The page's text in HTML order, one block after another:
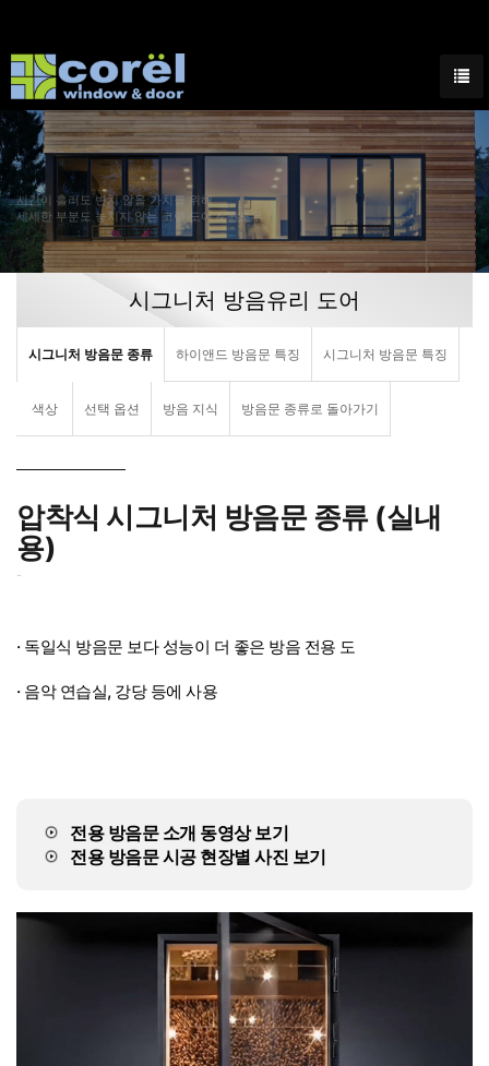
시간이 흘러도 변치 않을 가치를 위해
세세한 부분도 놓치지 않는 코렐 도어 & 윈도우
시그니처 방음유리 도어
시그니처 방음문 종류 하이앤드 방음문 특징 시그니처 방음문 특징
색상 선택 옵션 방음 지식 방음문 종류로 돌아가기
압착식 시그니처 방음문 종류 (실내
용)
-
· 독일식 방음문 보다 성능이 더 좋은 방음 전용 도
· 음악 연습실, 강당 등에 사용
전용 방음문 소개 동영상 보기
전용 방음문 시공 현장별 사진 보기